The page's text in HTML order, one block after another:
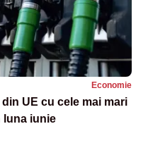
Economie
UE cu cele mai mari
luna iunie